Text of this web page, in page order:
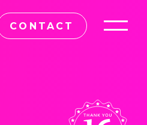
CONTACT